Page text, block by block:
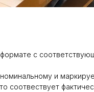
с
и
соотвествует